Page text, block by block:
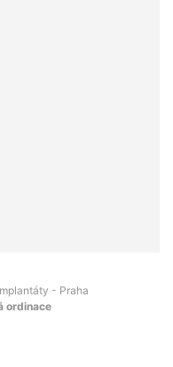
- Praha
ordinace